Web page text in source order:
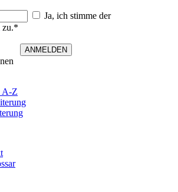
Ja, ich stimme der
zu.*
ANMELDEN
A-Z